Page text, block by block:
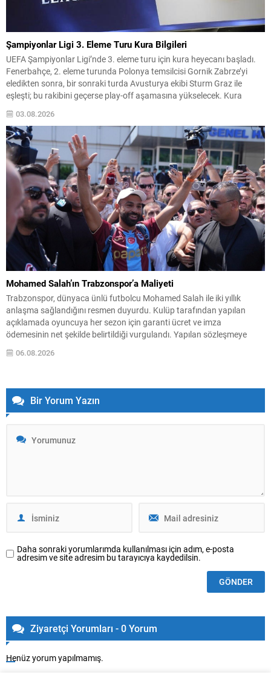
Şampiyonlar Ligi 3. Eleme Turu Kura Bilgileri
UEFA Şampiyonlar Ligi’nde 3. eleme turu için kura heyecanı başladı.
Fenerbahçe, 2. eleme turunda Polonya temsilcisi Gornik Zabrze’yi
eledikten sonra, bir sonraki turda Avusturya ekibi Sturm Graz ile
eşleşti; bu rakibini geçerse play-off aşamasına yükselecek. Kura
kentindeki UEFA Genel Merkezi’nde...
03.08.2026
Mohamed Salah’ın Trabzonspor’a Maliyeti
Trabzonspor, dünyaca ünlü futbolcu Mohamed Salah ile iki yıllık
anlaşma sağlandığını resmen duyurdu. Kulüp tarafından yapılan
açıklamada oyuncuya her sezon için garanti ücret ve imza
ödemesinin net şekilde belirtildiği vurgulandı. Yapılan sözleşmeye
göre, Salah’a her bir futbol sezonu için 10.000.000 EUR yıllık ücret ve
7.000.000 EUR imza ücreti olmak üzere...
06.08.2026
Bir Yorum Yazın
Daha sonraki yorumlarımda kullanılması için adım, e-posta
adresim ve site adresim bu tarayıcıya kaydedilsin.
Ziyaretçi Yorumları - 0 Yorum
Henüz yorum yapılmamış.